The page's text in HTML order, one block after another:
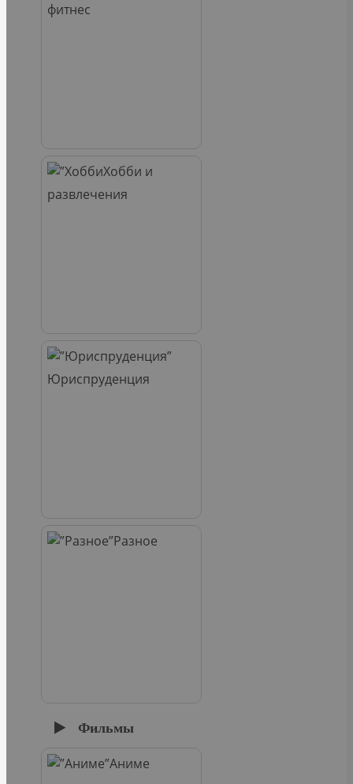
фитнес
Хобби и
развлечения
Юриспруденция
Разное
Фильмы
Аниме